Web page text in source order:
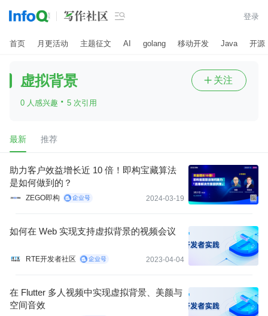
 登录
首页 月更活动 主题征文 AI golang 移动开发 Java 开源
虚拟背景
0 人感兴趣 · 5 次引用
 关注
最新 推荐
助力客户效益增长近 10 倍！即构宝藏算法
是如何做到的？
ZEGO即构 2024-03-19
如何在 Web 实现支持虚拟背景的视频会议
RTE开发者社区 2023-04-04
在 Flutter 多人视频中实现虚拟背景、美颜与
空间音效